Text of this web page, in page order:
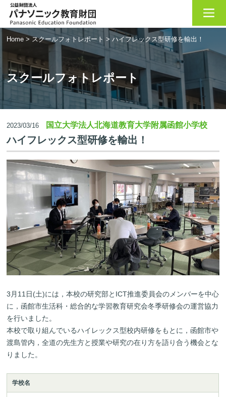
Home > スクールフォトレポート >ハイフレックス型研修を輸出！
スクールフォトレポート
2023/03/16 国立大学法人北海道教育大学附属函館小学校
ハイフレックス型研修を輸出！
3月11日(土)には，本校の研究部とICT推進委員会のメンバーを中心
に，函館市生活科・総合的な学習教育研究会冬季研修会の運営協力
を行いました。
本校で取り組んでいるハイレックス型校内研修をもとに，函館市や
渡島管内，全道の先生方と授業や研究の在り方を語り合う機会とな
りました。
学校名